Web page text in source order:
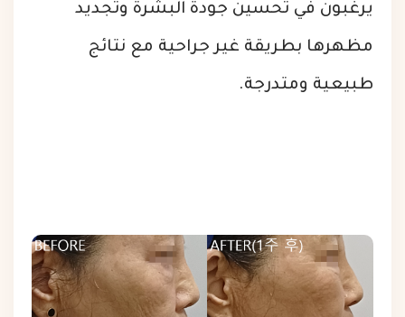
يرغبون في تحسين جودة البشرة وتجديد
مظهرها بطريقة غير جراحية مع نتائج
طبيعية ومتدرجة.